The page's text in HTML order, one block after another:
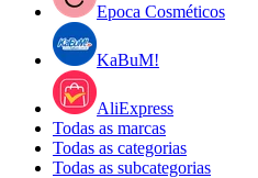
Epoca Cosméticos
KaBuM!
AliExpress
Todas as marcas
Todas as categorias
Todas as subcategorias